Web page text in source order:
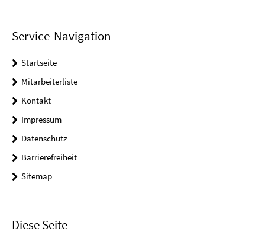
Service-Navigation
Startseite
Mitarbeiterliste
Kontakt
Impressum
Datenschutz
Barrierefreiheit
Sitemap
Diese Seite